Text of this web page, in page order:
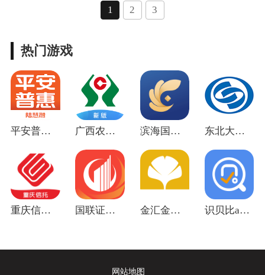
1 2 3
热门游戏
平安普惠陆慧融app最新版 广西农信app安卓版 滨海国金所App安卓版 东北大智慧手机版下载最新版
重庆信托app官方版 国联证券尊宝app官方版 金汇金融下载app 识贝比app官方版
网站地图